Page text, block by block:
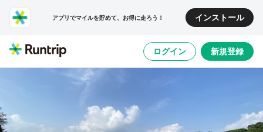
アプリでマイルを貯めて、お得に走ろう！ インストール
ログイン 新規登録